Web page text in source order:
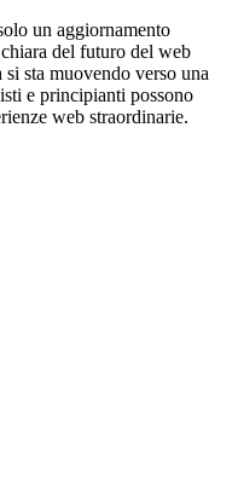
un aggiornamento
del futuro del web
sta muovendo verso una
e principianti possono
web straordinarie.